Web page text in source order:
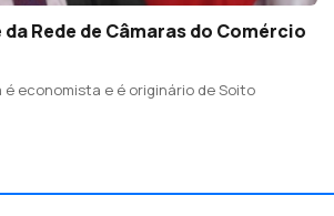
Rede de Câmaras do Comércio
é economista e é originário de Soito